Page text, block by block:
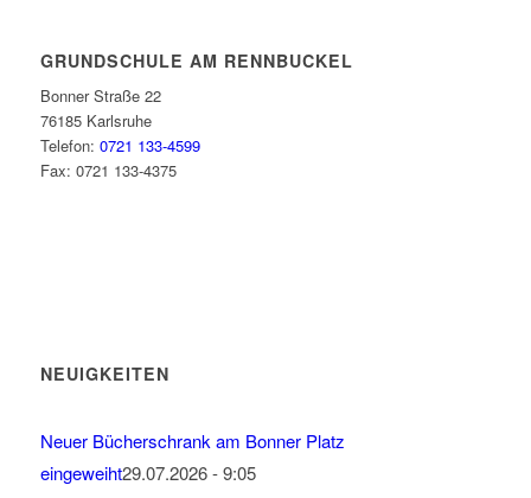
GRUNDSCHULE AM RENNBUCKEL
Bonner Straße 22
76185 Karlsruhe
Telefon: 0721 133-4599
Fax: 0721 133-4375
NEUIGKEITEN
Neuer Bücherschrank am Bonner Platz
eingeweiht29.07.2026 - 9:05